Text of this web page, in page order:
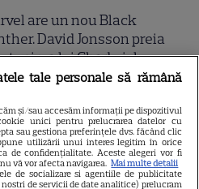
are un nou Black
David Jonsson preia
lui Chadwick
STRĂINE
Gosling este noul Ghost
din Universul Marvel.
tale personale să rămână
și/sau accesăm informații pe dispozitivul
unici pentru prelucrarea datelor cu
sau gestiona preferințele dvs. făcând clic
utilizării unui interes legitim în orice
de confidențialitate. Aceste alegeri vor fi
vă vor afecta navigarea. Mai multe detalii
de socializare si agentiile de publicitate
de servicii de date analitice) prelucram